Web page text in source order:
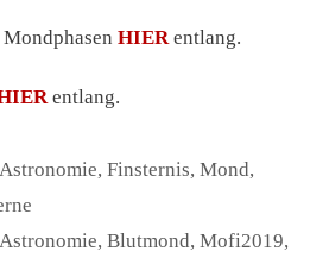
HIER entlang.
entlang.
Astronomie,Finsternis,Mond,
Astronomie,Blutmond,Mofi2019,